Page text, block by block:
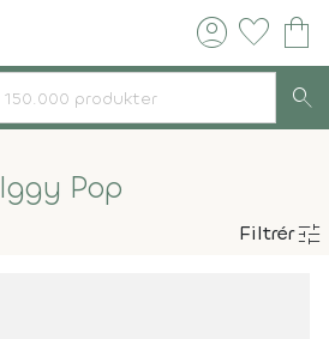
account_circle favorite shopping_bag
search
Iggy Pop
Filtrértune